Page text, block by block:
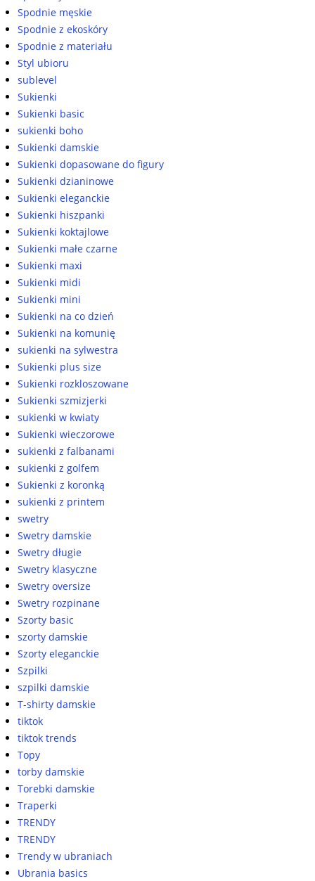
Spodnie męskie
Spodnie z ekoskóry
Spodnie z materiału
Styl ubioru
sublevel
Sukienki
Sukienki basic
sukienki boho
Sukienki damskie
Sukienki dopasowane do figury
Sukienki dzianinowe
Sukienki eleganckie
Sukienki hiszpanki
Sukienki koktajlowe
Sukienki małe czarne
Sukienki maxi
Sukienki midi
Sukienki mini
Sukienki na co dzień
Sukienki na komunię
sukienki na sylwestra
Sukienki plus size
Sukienki rozkloszowane
Sukienki szmizjerki
sukienki w kwiaty
Sukienki wieczorowe
sukienki z falbanami
sukienki z golfem
Sukienki z koronką
sukienki z printem
swetry
Swetry damskie
Swetry długie
Swetry klasyczne
Swetry oversize
Swetry rozpinane
Szorty basic
szorty damskie
Szorty eleganckie
Szpilki
szpilki damskie
T-shirty damskie
tiktok
tiktok trends
Topy
torby damskie
Torebki damskie
Traperki
TRENDY
TRENDY
Trendy w ubraniach
Ubrania basics